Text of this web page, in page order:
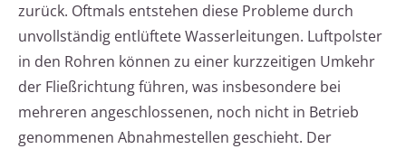
zurück. Oftmals entstehen diese Probleme durch
unvollständig entlüftete Wasserleitungen. Luftpolster
in den Rohren können zu einer kurzzeitigen Umkehr
der Fließrichtung führen, was insbesondere bei
mehreren angeschlossenen, noch nicht in Betrieb
genommenen Abnahmestellen geschieht. Der